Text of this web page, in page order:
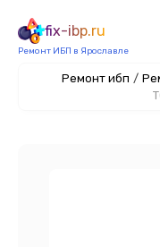
fix-ibp.ru
Ремонт ИБП в Ярославле
Ремонт ибп /